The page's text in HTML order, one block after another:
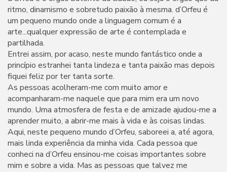
ritmo, dinamismo e sobretudo paixão à mesma. d’Orfeu é
um pequeno mundo onde a linguagem comum é a
arte...qualquer expressão de arte é contemplada e
partilhada.
Entrei assim, por acaso, neste mundo fantástico onde a
princípio estranhei tanta lindeza e tanta paixão mas depois
fiquei feliz por ter tanta sorte.
As pessoas acolheram-me com muito amor e
acompanharam-me naquele que para mim era um novo
mundo. Uma atmosfera de festa e de amizade ajudou-me a
aprender muito, a abrir-me mais à vida e às coisas lindas.
Aqui, neste pequeno mundo d’Orfeu, saboreei a, até agora,
mais linda experiência da minha vida. Cada pessoa que
conheci na d’Orfeu ensinou-me coisas importantes sobre
mim e sobre a vida. Mas as pessoas que talvez me